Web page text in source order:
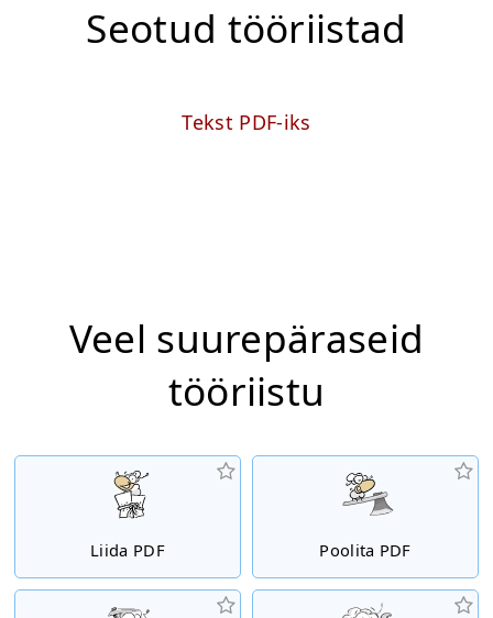
Seotud tööriistad
Tekst PDF-iks
Veel suurepäraseid
tööriistu
Liida PDF Poolita PDF